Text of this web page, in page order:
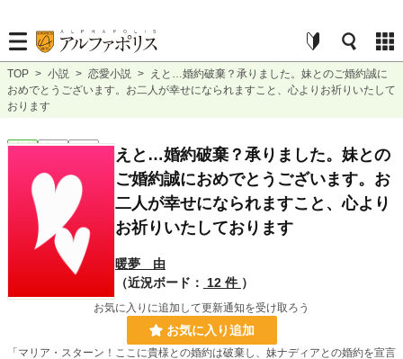
TOP > 小説 > 恋愛小説 >
えと…婚約破棄？承りました。妹とのご婚約誠に
おめでとうございます。お二人が幸せになられますこと、心よりお祈りいたして
おります
恋愛 完結 短編
えと…婚約破棄？承りました。妹との
ご婚約誠におめでとうございます。お
二人が幸せになられますこと、心より
お祈りいたしております
暖夢 由
（近況ボード：
12 件 ）
お気に入りに追加して更新通知を受け取ろう
お気に入り追加
「マリア・スターン！ここに貴様との婚約は破棄し、妹ナディアとの婚約を宣言